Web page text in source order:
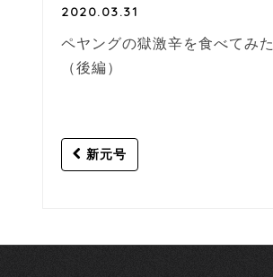
2020.03.31
ペヤングの獄激辛を食べてみた
（後編）
Post
navigation
新元号